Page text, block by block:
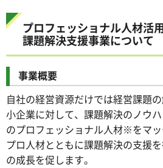
プロフェッショナル人材活
課題解決支援事業について
事業概要
自社の経営資源だけでは経営課題
小企業に対して、課題解決のノウ
のプロフェッショナル人材※をマッ
プロ人材とともに課題解決の支援
の成長を促します。